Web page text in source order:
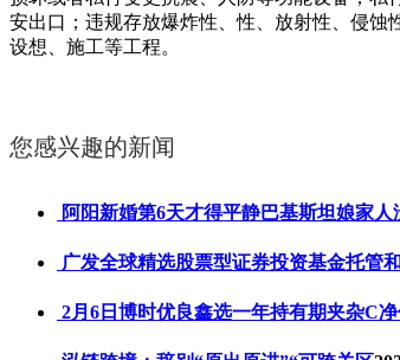
安出口；违规存放爆炸性、性、放射性、侵
设想、施工等工程。
您感兴趣的新闻
阿阳新婚第6天才得平静巴基斯坦娘家人
广发全球精选股票型证券投资基金托管和
2月6日博时优良鑫选一年持有期夹杂C